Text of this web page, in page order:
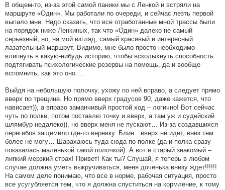
В общем-то, из-за этой самой паники мы с Ленкой и встряли на
маршруте «Один». Мы работали по очереди, и сейчас лезть первой
выпало мне. Надо сказать, что все отработанные мной трассы были
на порядок ниже Ленкиных, так что «Один» далеко не самый
серьезный, но, на мой взгляд, самый красивый и интересный
лазательный маршрут. Видимо, мне было просто необходимо
влипнуть в какую-нибудь историю, чтобы всколыхнуть способность
подтягивать психологические резервы на помощь, да и вообще
вспомнить, как это оно....
Выйдя на небольшую полочку, ухожу по ней вправо, а следует прямо
вверх по трещине. Но прямо вверх градусов 90, даже кажется, что
нависает)), а вправо заманчивый простой ход – логично! Вот сейчас
чуть по полке, потом поставлю точку и вверх, а там уж и судейский
шлямбур недалеко)), но вверх меня не пускают… Из-за создавшихся
перегибов защемило где-то веревку. Блин…вверх не идет, вниз тем
более не могу… Шарахаюсь туда-сюда по полке (да и полка сразу
показалась маленькой такой полочкой). А вот и старый знакомый –
липкий мерзкий страх! Привет! Как ты? Слушай, я теперь в любом
случае должна уметь выкручиваться, меня доченька внизу ждет!!!!!!
На самом деле понимаю, что все в норме, рабочая ситуация, просто
все усугубляется тем, что я должна спуститься на кормление, к тому